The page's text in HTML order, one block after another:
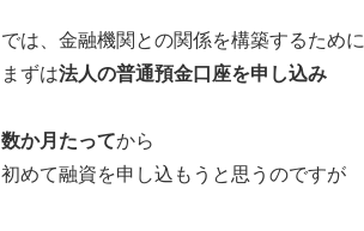
では、金融機関との関係を構築するために
まずは法人の普通預金口座を申し込み
数か月たってから
初めて融資を申し込もうと思うのですが